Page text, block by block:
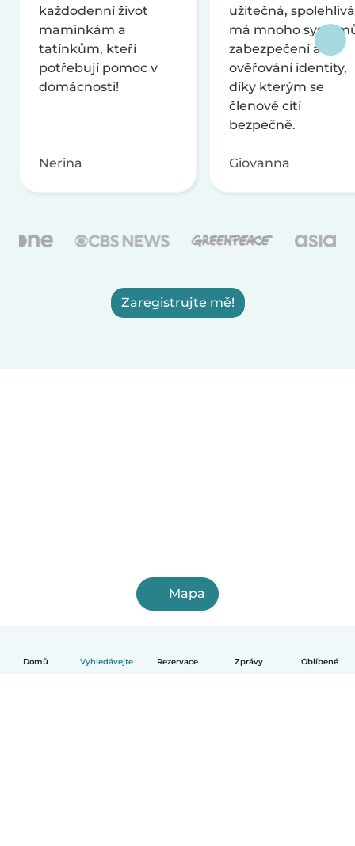
Domů Vyhledávejte Rezervace Zprávy Oblíbené
každodenní život
maminkám a
tatínkům, kteří
potřebují pomoc v
domácnosti!
Nerina
užitečná,
má mnoho
zabezpečení a
ověřování identity,
díky kterým se
členové cítí
bezpečně.
Giovanna
Zaregistrujte mě!
Mapa